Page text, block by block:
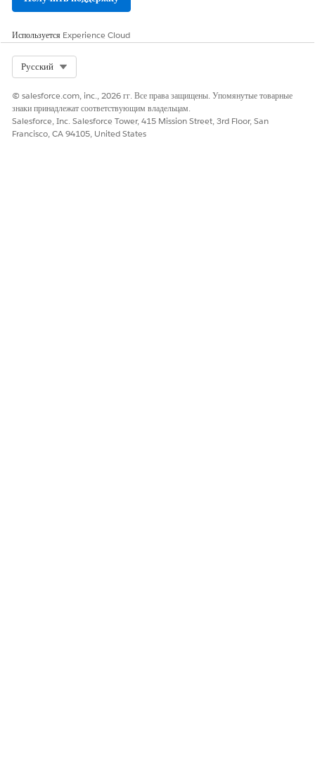
касающихся офисных перемещений, перемещения между
корпоративными сайтами или перехода на удаленный статус.
Отправить отставку
Разверните этот шаблон, чтобы предоставить сотрудникам
отправки официального заявления об увольнении или
увольнении.
Используется Experience Cloud
Русский
© salesforce.com, inc., 2026 гг. Все права защищены. Упомянутые товарные
знаки принадлежат соответствующим владельцам.
Salesforce, Inc. Salesforce Tower, 415 Mission Street, 3rd Floor, San
Francisco, CA 94105, United States